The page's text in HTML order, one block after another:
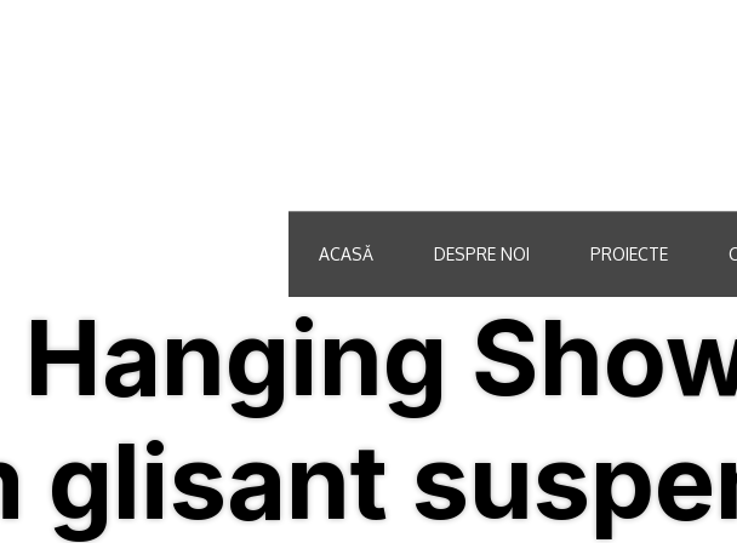
ACASĂ DESPRE NOI PROIECTE
glisant